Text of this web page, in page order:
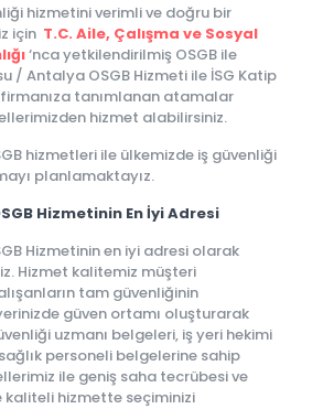
hizmetini verimli ve doğru bir
için T.C. Aile, Çalışma ve Sosyal
‘nca yetkilendirilmiş OSGB ile
/ Antalya OSGB Hizmeti ile İSG Katip
tanımlanan atamalar
hizmet alabilirsiniz.
hizmetleri ile ülkemizde iş güvenliği
planlamaktayız.
Hizmetinin En İyi Adresi
Hizmetinin en iyi adresi olarak
Hizmet kalitemiz müşteri
tam güvenliğinin
güven ortamı oluşturarak
uzmanı belgeleri, iş yeri hekimi
personeli belgelerine sahip
ile geniş saha tecrübesi ve
kaliteli hizmette seçiminizi